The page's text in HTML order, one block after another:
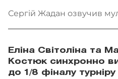
Сергій Жадан озвучив
Еліна Світоліна та
Костюк синхронно
до 1/8 фіналу турніру